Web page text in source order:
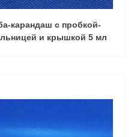
карандаш с пробкой-
и крышкой 5 мл